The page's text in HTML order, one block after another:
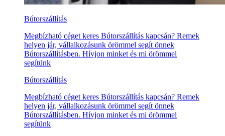
Bútorszállítás
Megbízható céget keres Bútorszállítás kapcsán? Remek
helyen jár, vállalkozásunk örömmel segít önnek
Bútorszállításben. Hívjon minket és mi örömmel
segítünk
Bútorszállítás
Megbízható céget keres Bútorszállítás kapcsán? Remek
helyen jár, vállalkozásunk örömmel segít önnek
Bútorszállításben. Hívjon minket és mi örömmel
segítünk